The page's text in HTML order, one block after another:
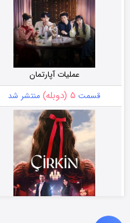
عملیات آپارتمان
قسمت ۵ (دوبله) منتشر شد